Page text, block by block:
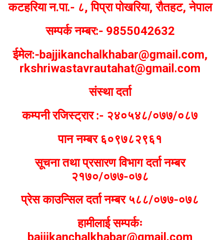
कटहरिया न.पा.- ८, पिप्रा पोखरिया, रौतहट, नेपाल
सम्पर्क नम्बर:- 9855042632
ईमेल:-bajjikanchalkhabar@gmail.com,
rkshriwastavrautahat@gmail.com
संस्था दर्ता
कम्पनी रजिस्ट्रार :- २४०५४८/०७७/०८७
पान नम्बर ६०९७८२९६१
सूचना तथा प्रसारण विभाग दर्ता नम्बर
२१७०/०७७-०७८
प्रेस काउन्सिल दर्ता नम्बर ५८८/०७७-०७८
हामीलाई सम्पर्कः
bajjikanchalkhabar@gmail.com